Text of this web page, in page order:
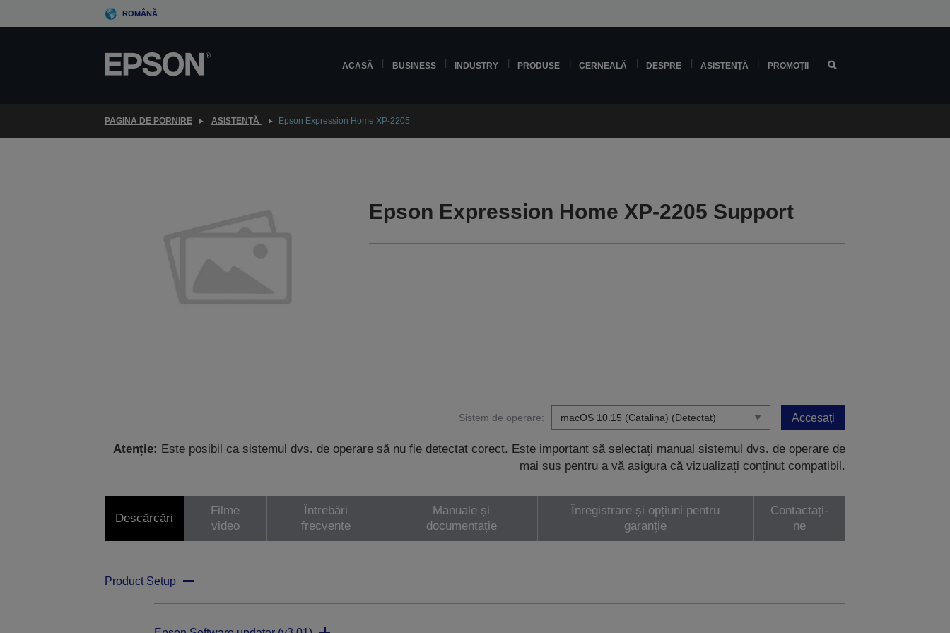
to
ROMÂNĂ
ACASĂ BUSINESS INDUSTRY PRODUSE CERNEALĂ DESPRE ASISTENŢĂ PROMOŢII
PAGINA DE PORNIRE ASISTENŢĂ Epson Expression Home XP-2205
Epson Expression Home XP-2205 Support
Sistem de operare: Accesați
Atenție: Este posibil ca sistemul dvs. de operare să nu fie detectat corect. Este important să selectați manual sistemul dvs. de operare de
mai sus pentru a vă asigura că vizualizați conținut compatibil.
Descărcări
Filme
video
Întrebări
frecvente
Manuale și
documentație
Înregistrare și opțiuni pentru
garanție
Contactați-
ne
Product Setup